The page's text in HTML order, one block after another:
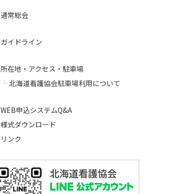
通常総会
ガイドライン
所在地・アクセス・駐車場
北海道看護協会駐車場利用について
WEB申込システムQ&A
様式ダウンロード
リンク